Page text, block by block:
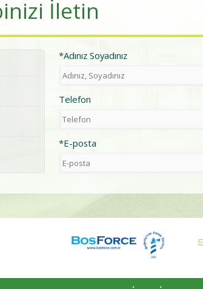
İletin
*Adınız Soyadınız
Telefon
*E-posta